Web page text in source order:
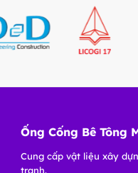
Ống Cống Bê Tông
Cung cấp vật liệu xây
tranh.